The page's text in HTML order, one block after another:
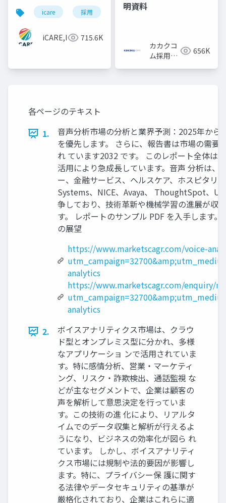
icare 採用 カルチャーデック
iCARE,Inc 715.6K
明資料
カカクコ
ム採用担
656K
各ページのテキスト
1.
音声分析市場の分析と業界予測：2025年から
を優先します。 さらに、報告書は市場の需
れ ています2032 です。 このレポート全体は
活用により急成長しています。音声 分析は
ー、金融サービス、ヘルスケア、ホスピタリ
Systems、NICE、Avaya、 ThoughtSpot、
争しており、技術革新や機械学習の進展が収
す。 レポートのサンプル PDF を入手しま
の展望
https://www.marketscagr.com/voice-
analytics
https://www.marketscagr.com/enquiry/
analytics
2.
ボイスアナリティクス市場は、クラウ
ド型とオンプレミス型に分かれ、多様
なアプリケーショ ンで活用されていま
す。特に感情分析、営業・マーケティ
ング、リスク・詐欺検出、通話監視 な
どが主なセグメントで、企業は顧客の
声を解析して意思決定を行っていま
す。この技術の進 化により、リアルタ
イムでのデータ収集と解析が行えるよ
うになり、ビジネスの効率化が図ら れ
ています。 しかし、ボイスアナリティ
クス市場には規制や法的要因が影響し
ます。特に、プライバシー保 護に関す
る法律やデータセキュリティの基準が
厳格化されており、企業はこれらに適